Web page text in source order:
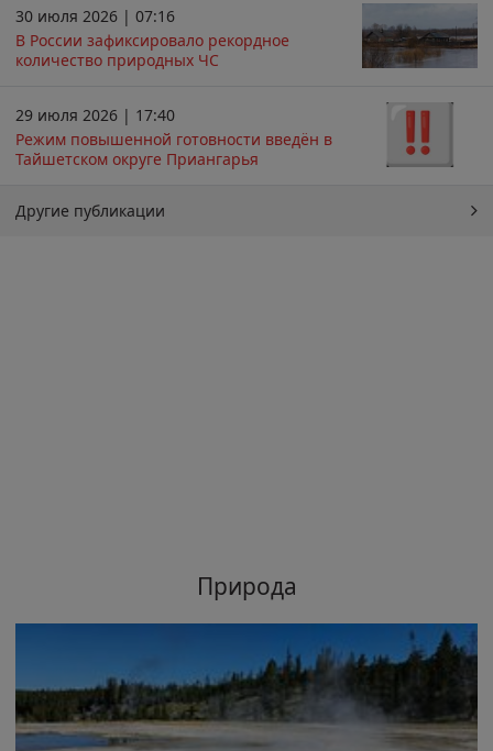
30 июля 2026 | 07:16
В России зафиксировало рекордное
количество природных ЧС
29 июля 2026 | 17:40
Режим повышенной готовности введён в
Тайшетском округе Приангарья
Другие публикации
Природа